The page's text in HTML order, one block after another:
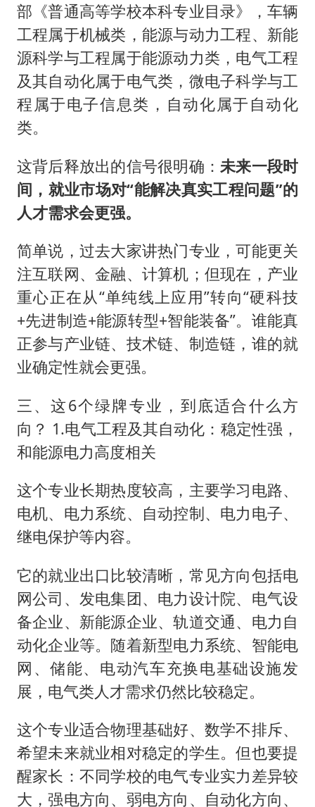
部《普通高等学校本科专业目录》，车辆
工程属于机械类，能源与动力工程、新能
源科学与工程属于能源动力类，电气工程
及其自动化属于电气类，微电子科学与工
程属于电子信息类，自动化属于自动化
类。
这背后释放出的信号很明确： 未来一段时
间，就业市场对“能解决真实工程问题”的
人才需求会更强。
简单说，过去大家讲热门专业，可能更关
注互联网、金融、计算机；但现在，产业
重心正在从“单纯线上应用”转向“硬科技
+先进制造+能源转型+智能装备”。谁能真
正参与产业链、技术链、制造链，谁的就
业确定性就会更强。
三、这6个绿牌专业，到底适合什么方
向？ 1.电气工程及其自动化：稳定性强，
和能源电力高度相关
这个专业长期热度较高，主要学习电路、
电机、电力系统、自动控制、电力电子、
继电保护等内容。
它的就业出口比较清晰，常见方向包括电
网公司、发电集团、电力设计院、电气设
备企业、新能源企业、轨道交通、电力自
动化企业等。随着新型电力系统、智能电
网、储能、电动汽车充换电基础设施发
展，电气类人才需求仍然比较稳定。
这个专业适合物理基础好、数学不排斥、
希望未来就业相对稳定的学生。但也要提
醒家长：不同学校的电气专业实力差异较
大，强电方向、弱电方向、自动化方向、